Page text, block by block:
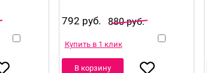
792 руб. 880 руб.
Купить в 1 клик
В корзину